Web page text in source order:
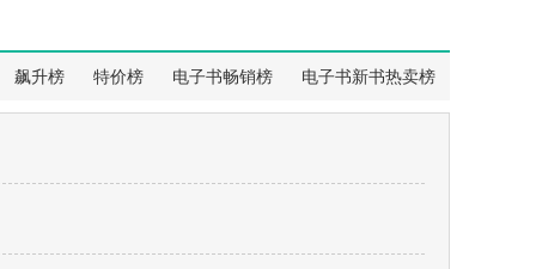
飙升榜 特价榜 电子书畅销榜 电子书新书热卖榜